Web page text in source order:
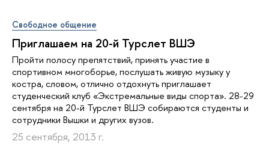
Свободное общение
Приглашаем на 20-й Турслет ВШЭ
Пройти полосу препятствий, принять участие в
спортивном многоборье, послушать живую музыку у
костра, словом, отлично отдохнуть приглашает
студенческий клуб «Экстремальные виды спорта». 28-29
сентября на 20-й Турслет ВШЭ собираются студенты и
сотрудники Вышки и других вузов.
25 сентября, 2013 г.